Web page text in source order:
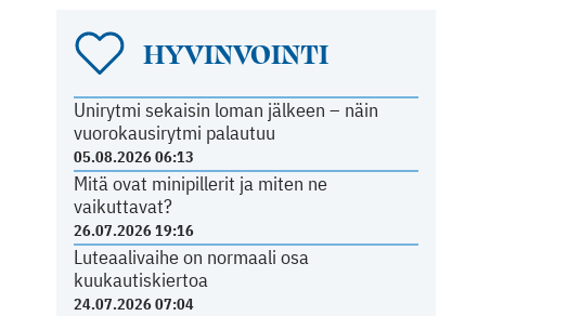
HYVINVOINTI
Unirytmi sekaisin loman jälkeen – näin
vuorokausirytmi palautuu
05.08.2026 06:13
Mitä ovat minipillerit ja miten ne
vaikuttavat?
26.07.2026 19:16
Luteaalivaihe on normaali osa
kuukautiskiertoa
24.07.2026 07:04